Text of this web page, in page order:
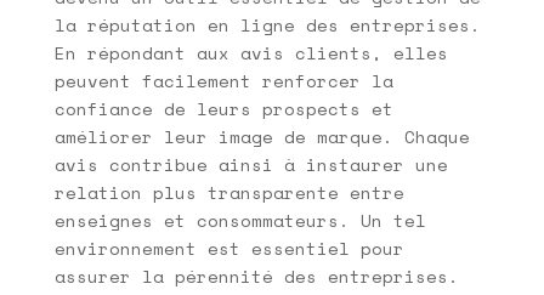
la réputation en ligne des entreprises.
En répondant aux avis clients, elles
peuvent facilement renforcer la
confiance de leurs prospects et
améliorer leur image de marque. Chaque
avis contribue ainsi à instaurer une
relation plus transparente entre
enseignes et consommateurs. Un tel
environnement est essentiel pour
assurer la pérennité des entreprises.